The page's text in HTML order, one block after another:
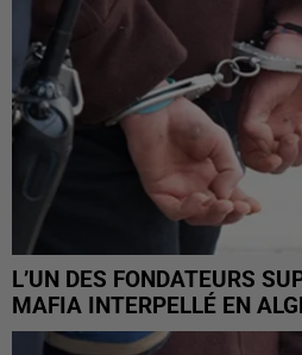
L’UN DES FONDATEURS
MAFIA INTERPELLÉ EN